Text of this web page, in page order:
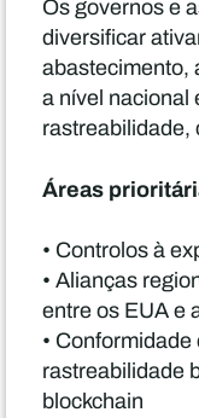
Os governos e
diversificar
abastecimento,
a nível nacional
rastreabilidade,
Áreas
• Controlos à
• Alianças
entre os EUA e
•
rastreabilidade
blockchain